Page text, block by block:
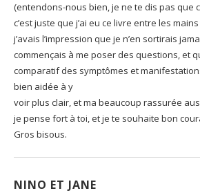
(entendons-nous bien, je ne te dis pas que
c’est juste que j’ai eu ce livre entre les
j’avais l’impression que je n’en sortirais
commençais à me poser des questions, et
comparatif des symptômes et
bien aidée à y
voir plus clair, et ma beaucoup rassurée
je pense fort à toi, et je te souhaite bon
Gros bisous.
NINO ET JANE